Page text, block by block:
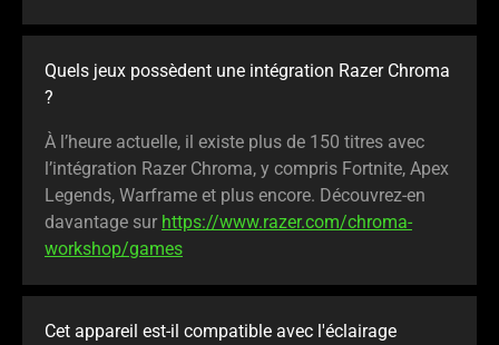
Quels jeux possèdent une intégration Razer Chroma
?
À l’heure actuelle, il existe plus de 150 titres avec
l’intégration Razer Chroma, y compris Fortnite, Apex
Legends, Warframe et plus encore. Découvrez-en
davantage sur https://www.razer.com/chroma-
workshop/games
Cet appareil est-il compatible avec l'éclairage